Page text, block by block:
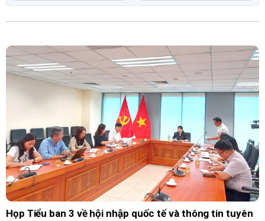
Họp Tiểu ban 3 về hội nhập quốc tế và thông tin tuyên